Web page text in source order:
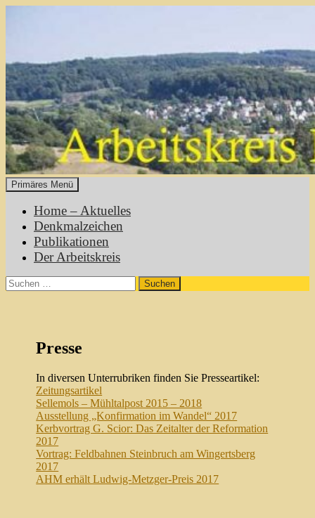
Heimatgeschichte Mühltal
Primäres Menü
Home – Aktuelles
Denkmalzeichen
Publikationen
Der Arbeitskreis
Suchen
nach:
Presse
In diversen Unterrubriken finden Sie Presseartikel:
Zeitungsartikel
Sellemols – Mühltalpost 2015 – 2018
Ausstellung „Konfirmation im Wandel“ 2017
Kerbvortrag G. Scior: Das Zeitalter der Reformation
2017
Vortrag: Feldbahnen Steinbruch am Wingertsberg
2017
AHM erhält Ludwig-Metzger-Preis 2017